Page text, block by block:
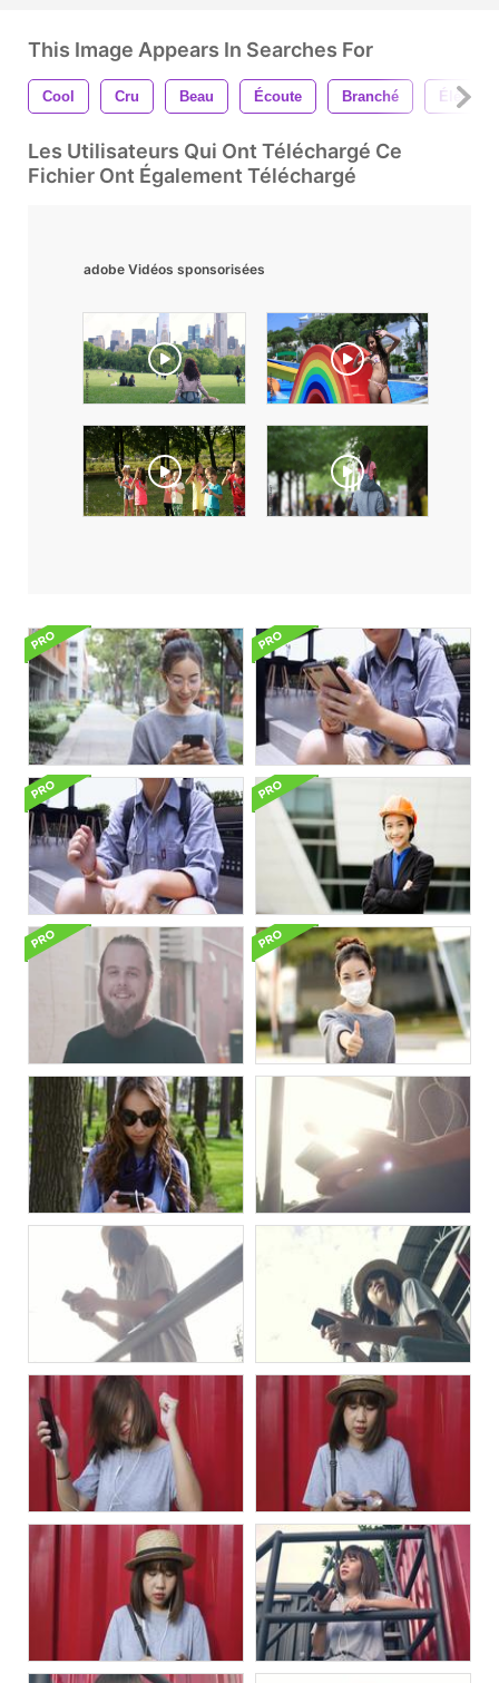
This Image Appears In Searches For
Cool Cru Beau Écoute Branché Élégant
Les Utilisateurs Qui Ont Téléchargé Ce
Fichier Ont Également Téléchargé
adobe Vidéos sponsorisées